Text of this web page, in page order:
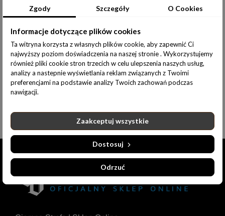
Opis produktu Informacje dodatkowe
Materiał 100% bawełna
Zgody Szczegóły O Cookies
Informacje dotyczące plików cookies
Ta witryna korzysta z własnych plików cookie, aby zapewnić Ci
najwyższy poziom doświadczenia na naszej stronie . Wykorzystujemy
również pliki cookie stron trzecich w celu ulepszenia naszych usług,
analizy a nastepnie wyświetlania reklam związanych z Twoimi
preferencjami na podstawie analizy Twoich zachowań podczas
nawigacji.
Odrzuć
Dostosuj
Zaakceptuj wszystkie